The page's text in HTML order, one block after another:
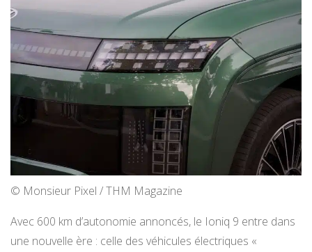
© Monsieur Pixel / THM Magazine
Avec 600 km d’autonomie annoncés, le Ioniq 9 entre dans
une nouvelle ère : celle des véhicules électriques «